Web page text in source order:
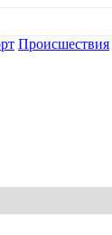
Происшествия